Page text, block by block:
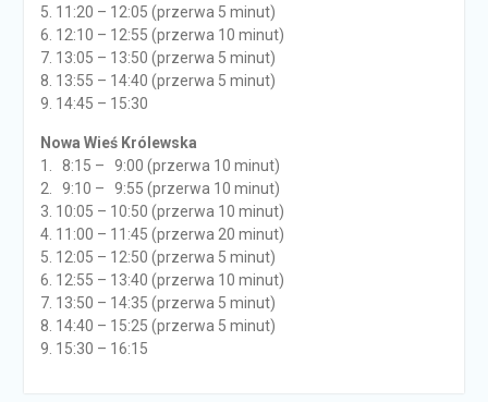
5. 11:20 – 12:05 (przerwa 5 minut)
6. 12:10 – 12:55 (przerwa 10 minut)
7. 13:05 – 13:50 (przerwa 5 minut)
8. 13:55 – 14:40 (przerwa 5 minut)
9. 14:45 – 15:30
Nowa Wieś Królewska
1. 8:15 – 9:00 (przerwa 10 minut)
2. 9:10 – 9:55 (przerwa 10 minut)
3. 10:05 – 10:50 (przerwa 10 minut)
4. 11:00 – 11:45 (przerwa 20 minut)
5. 12:05 – 12:50 (przerwa 5 minut)
6. 12:55 – 13:40 (przerwa 10 minut)
7. 13:50 – 14:35 (przerwa 5 minut)
8. 14:40 – 15:25 (przerwa 5 minut)
9. 15:30 – 16:15